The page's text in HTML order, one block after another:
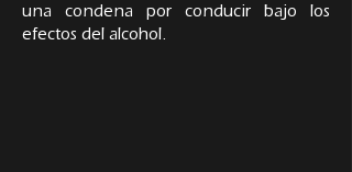
una condena por conducir bajo los
efectos del alcohol.